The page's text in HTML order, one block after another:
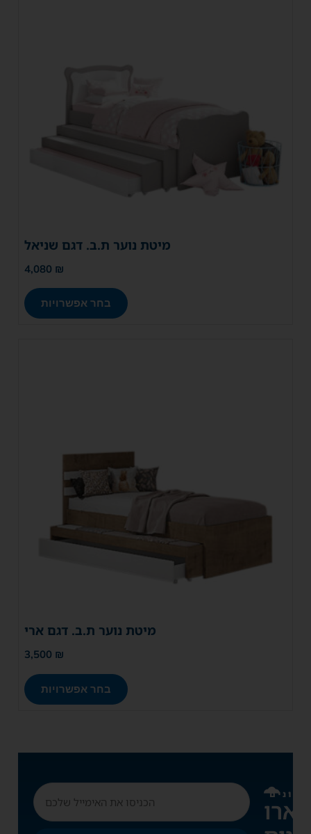
מיטת נוער ת.ב. דגם שניאל
4,080 ₪
בחר אפשרויות
מיטת נוער ת.ב. דגם ארי
3,500 ₪
בחר אפשרויות